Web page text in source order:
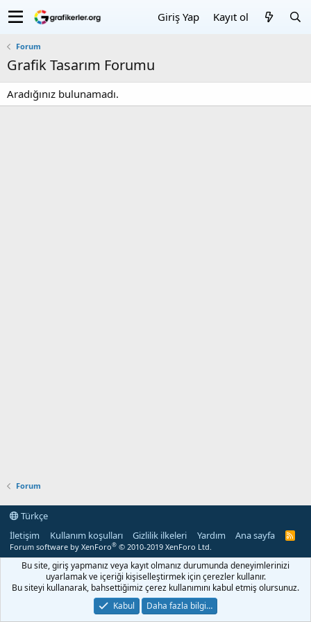
Giriş Yap Kayıt ol
Forum
Grafik Tasarım Forumu
Aradığınız bulunamadı.
Forum
Türkçe
İletişim
Kullanım koşulları Gizlilik ilkeleri Yardım Ana sayfa
R
Forum software by XenForo® © 2010-2019 XenForo Ltd.
Bu site, giriş yapmanız veya kayıt olmanız durumunda deneyimlerinizi
uyarlamak ve içeriği kişiselleştirmek için çerezler kullanır.
Bu siteyi kullanarak, bahsettiğimiz çerez kullanımını kabul etmiş olursunuz.
Kabul
Daha fazla bilgi…